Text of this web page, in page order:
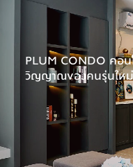
PLUM CONDO คอ
วิญญาณของคนรุ่นใหม่